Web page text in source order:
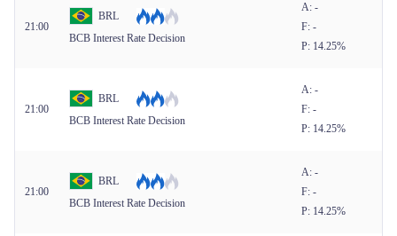
21:00
BRL
BCB Interest Rate Decision
A: -
F: -
P: 14.25%
21:00
BRL
BCB Interest Rate Decision
A: -
F: -
P: 14.25%
21:00
BRL
BCB Interest Rate Decision
A: -
F: -
P: 14.25%